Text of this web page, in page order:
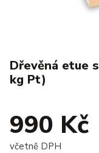
Dřevěná etue
kg Pt)
990 Kč
včetně DPH